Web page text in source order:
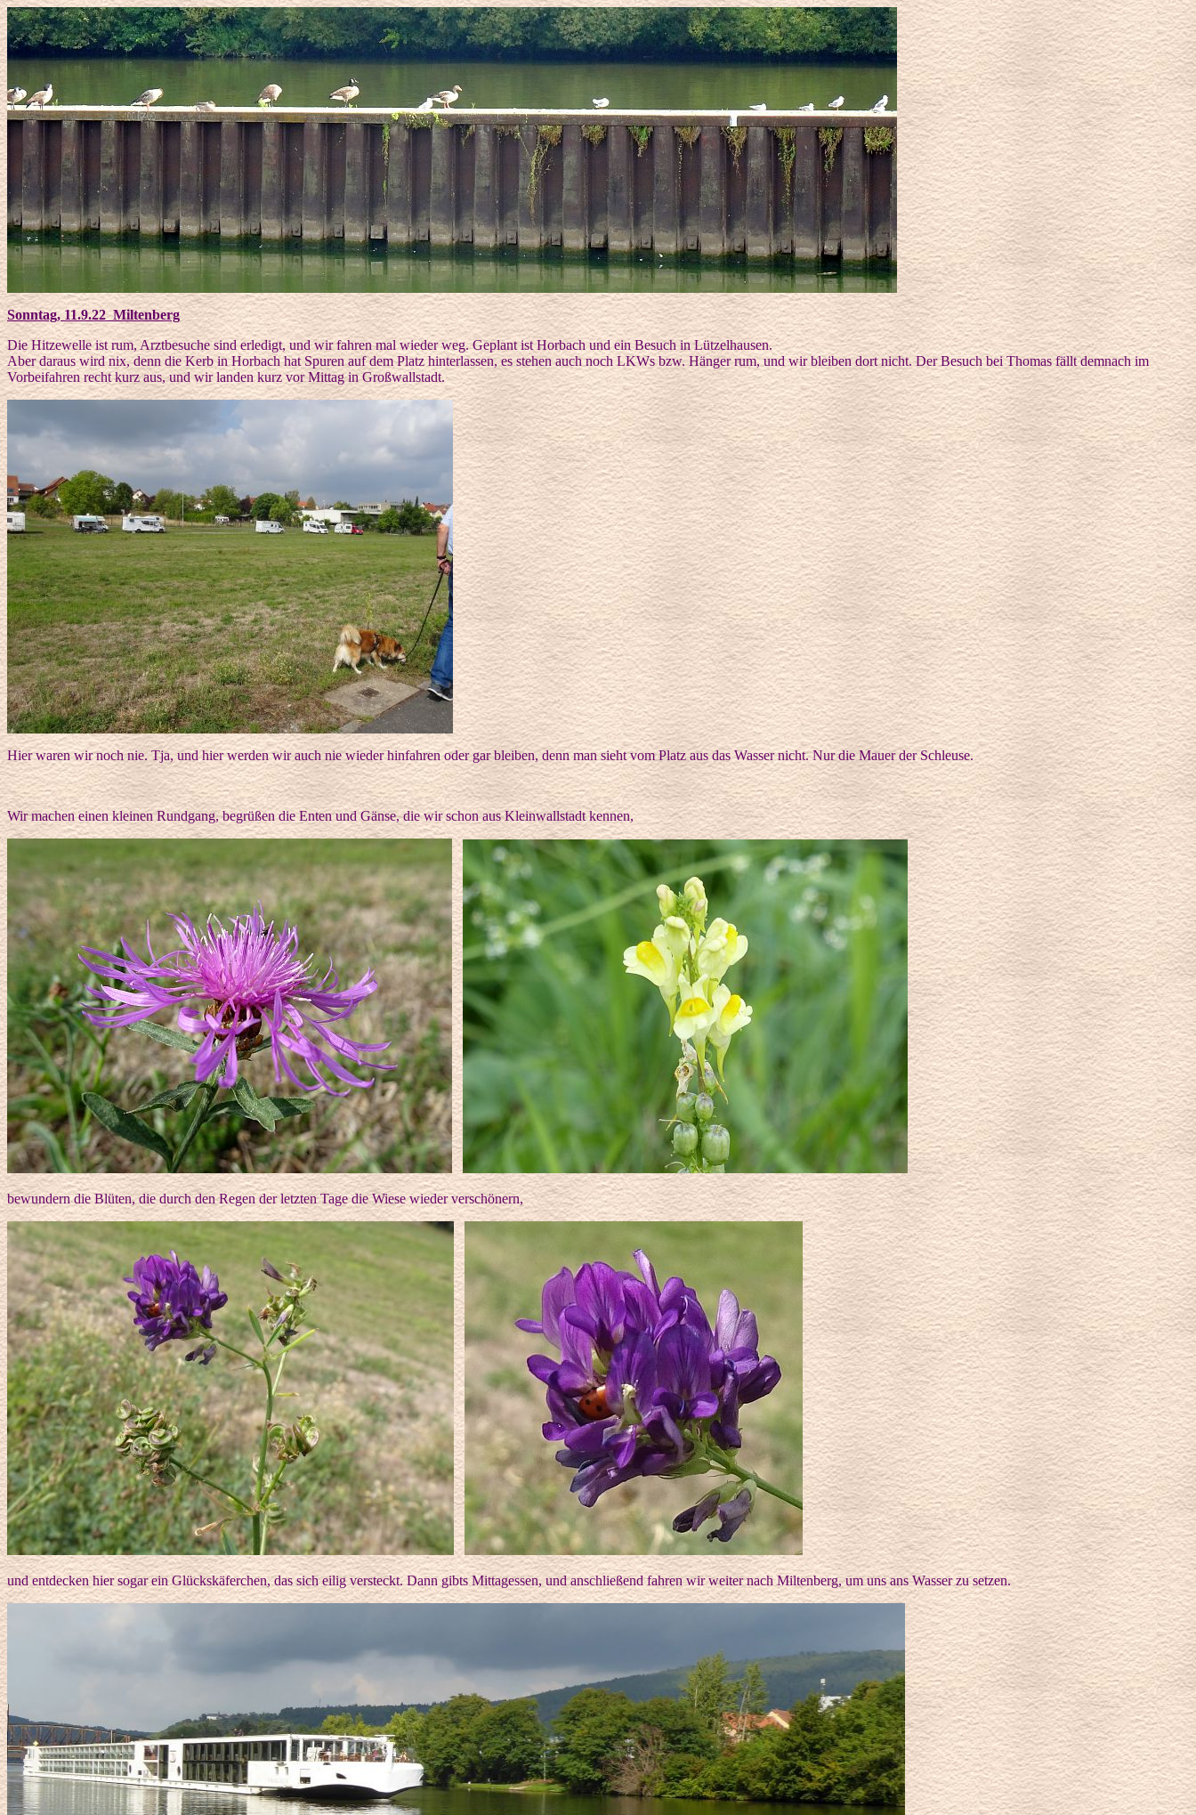
Sonntag, 11.9.22 Miltenberg
Die Hitzewelle ist rum, Arztbesuche sind erledigt, und wir fahren mal wieder weg. Geplant ist Horbach und ein Besuch in Lützelhausen.
Aber daraus wird nix, denn die Kerb in Horbach hat Spuren auf dem Platz hinterlassen, es stehen auch noch LKWs bzw. Hänger rum, und wir bleiben dort nicht. Der Besuch bei Thomas fällt demnach im
Vorbeifahren recht kurz aus, und wir landen kurz vor Mittag in Großwallstadt.
Hier waren wir noch nie. Tja, und hier werden wir auch nie wieder hinfahren oder gar bleiben, denn man sieht vom Platz aus das Wasser nicht. Nur die Mauer der Schleuse.
Wir machen einen kleinen Rundgang, begrüßen die Enten und Gänse, die wir schon aus Kleinwallstadt kennen,
bewundern die Blüten, die durch den Regen der letzten Tage die Wiese wieder verschönern,
und entdecken hier sogar ein Glückskäferchen, das sich eilig versteckt. Dann gibts Mittagessen, und anschließend fahren wir weiter nach Miltenberg, um uns ans Wasser zu setzen.